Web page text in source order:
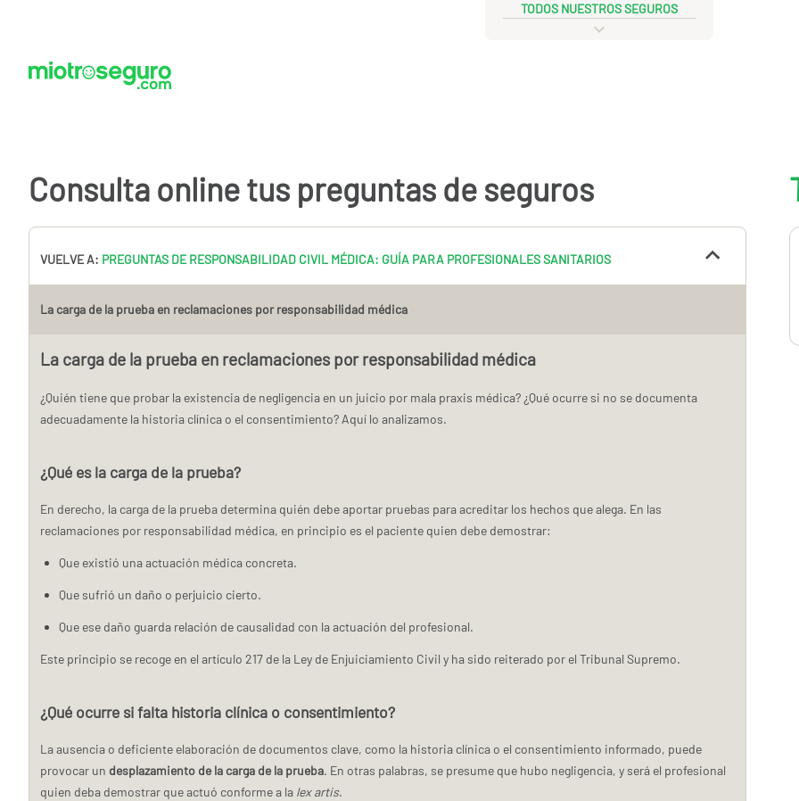
TODOS NUESTROS SEGUROS
Consulta online tus preguntas de seguros
VUELVE A: PREGUNTAS DE RESPONSABILIDAD CIVIL MÉDICA: GUÍA PARA PROFESIONALES SANITARIOS
La carga de la prueba en reclamaciones por responsabilidad médica
La carga de la prueba en reclamaciones por responsabilidad médica
¿Quién tiene que probar la existencia de negligencia en un juicio por mala praxis médica? ¿Qué ocurre si no se documenta
adecuadamente la historia clínica o el consentimiento? Aquí lo analizamos.
¿Qué es la carga de la prueba?
En derecho, la carga de la prueba determina quién debe aportar pruebas para acreditar los hechos que alega. En las
reclamaciones por responsabilidad médica, en principio es el paciente quien debe demostrar:
Que existió una actuación médica concreta.
Que sufrió un daño o perjuicio cierto.
Que ese daño guarda relación de causalidad con la actuación del profesional.
Este principio se recoge en el artículo 217 de la Ley de Enjuiciamiento Civil y ha sido reiterado por el Tribunal Supremo.
¿Qué ocurre si falta historia clínica o consentimiento?
La ausencia o deficiente elaboración de documentos clave, como la historia clínica o el consentimiento informado, puede
provocar un desplazamiento de la carga de la prueba. En otras palabras, se presume que hubo negligencia, y será el profesional
quien deba demostrar que actuó conforme a la lex artis.